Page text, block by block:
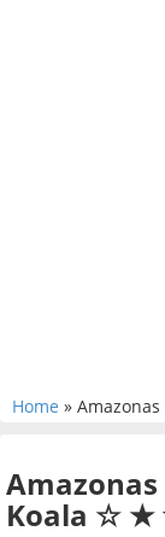
Home »
Koala ☆ ★